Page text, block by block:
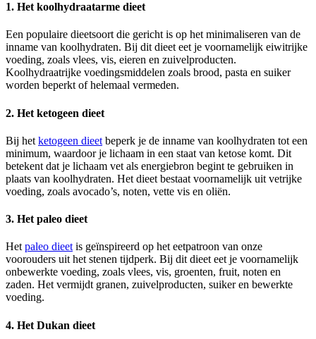
1. Het koolhydraatarme dieet
Een populaire dieetsoort die gericht is op het minimaliseren van de
inname van koolhydraten. Bij dit dieet eet je voornamelijk eiwitrijke
voeding, zoals vlees, vis, eieren en zuivelproducten.
Koolhydraatrijke voedingsmiddelen zoals brood, pasta en suiker
worden beperkt of helemaal vermeden.
2. Het ketogeen dieet
Bij het ketogeen dieet beperk je de inname van koolhydraten tot een
minimum, waardoor je lichaam in een staat van ketose komt. Dit
betekent dat je lichaam vet als energiebron begint te gebruiken in
plaats van koolhydraten. Het dieet bestaat voornamelijk uit vetrijke
voeding, zoals avocado’s, noten, vette vis en oliën.
3. Het paleo dieet
Hetpaleo dieetis geïnspireerd op het eetpatroon van onze
voorouders uit het stenen tijdperk. Bij dit dieet eet je voornamelijk
onbewerkte voeding, zoals vlees, vis, groenten, fruit, noten en
zaden. Het vermijdt granen, zuivelproducten, suiker en bewerkte
voeding.
4. Het Dukan dieet